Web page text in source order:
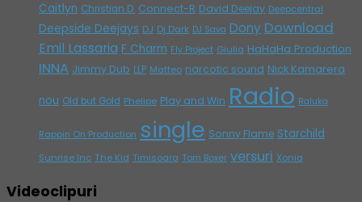
Caitlyn Christian D. Connect-R David Deejay Deepcentral
Deepside Deejays DJ Dj Dark DJ Sava Dony Download
Emil Lassaria F Charm Fly Project Giulia HaHaHa Production
INNA Jimmy Dub LLP Matteo narcotic sound Nick Kamarera
nou Old but Gold Phelipe Play and Win Radio Raluka
Rappin On Production single Sonny Flame Starchild
Sunrise Inc The Kid Timisoara Tom Boxer versuri Xonia
Videoclipuri